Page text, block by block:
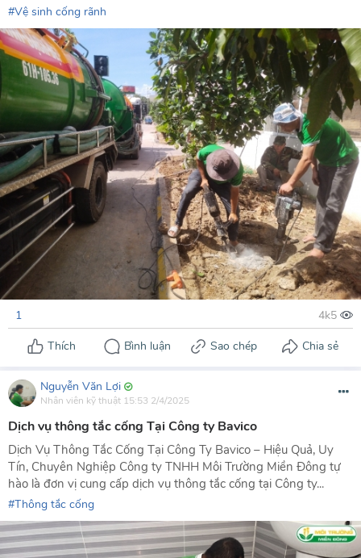
Vệ sinh cống rãnh
1
Nguyễn Văn Lợi
Nhân viên kỹ thuật 15:53 2/4/2025
Dịch vụ thông tắc cống Tại Công ty Bavico
Dịch Vụ Thông Tắc Cống Tại Công Ty Bavico – Hiệu Quả, Uy
Tín, Chuyên Nghiệp Công ty TNHH Môi Trường Miền Đông tự
hào là đơn vị cung cấp dịch vụ thông tắc cống tại Công ty...
Thông tắc cống